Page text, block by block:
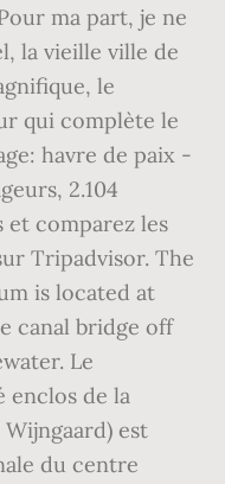
ma part, je ne
la vieille ville de
le
qui complète le
havre de paix -
2.104
et comparez les
Tripadvisor. The
is located at
canal bridge off
Le
enclos de la
est
du centre